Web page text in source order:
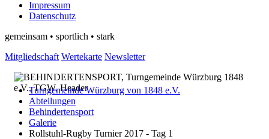
Impressum
Datenschutz
gemeinsam • sportlich • stark
Mitgliedschaft Wertekarte Newsletter
Turngemeinde Würzburg von 1848 e.V.
Abteilungen
Behindertensport
Galerie
Rollstuhl-Rugby Turnier 2017 - Tag 1